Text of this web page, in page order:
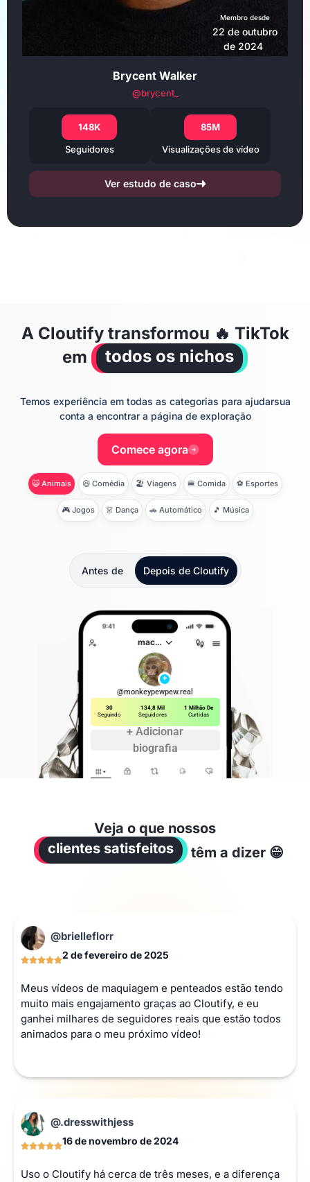
Membro desde
22 de outubro
de 2024
Brycent Walker
@brycent_
148K
Seguidores
85M
Visualizações de vídeo
Ver estudo de caso
A Cloutify transformou 🔥 TikTok
em
todos os nichos
Temos experiência em todas as categorias para ajudarsua
conta a encontrar a página de exploração
Comece agora
😺 Animais 😆 Comédia 🏖 Viagens 🍔 Comida ⚽ Esportes
🎮 Jogos 👗 Dança 🚗 Automático 🎵 Música
Antes de Depois de Cloutify
macaco ⌵
+
@monkeypewpew.real
30
Seguindo
134,8 Mil
Seguidores
1 Milhão De
Curtidas
+ Adicionar
biografia
Veja o que nossos
clientes satisfeitos
têm a dizer 😁
2 de fevereiro de 2025
Meus vídeos de maquiagem e penteados estão tendo
muito mais engajamento graças ao Cloutify, e eu
ganhei milhares de seguidores reais que estão todos
animados para o meu próximo vídeo!
@brielleflorr
16 de novembro de 2024
Uso o Cloutify há cerca de três meses, e a diferença
@.dresswithjess